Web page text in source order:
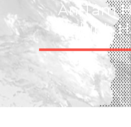
An Tâm
Chính